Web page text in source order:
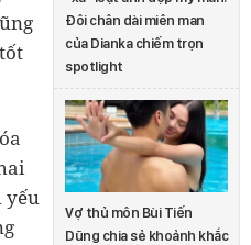
Đôi chân dài miên man
của Dianka chiếm trọn
spotlight
Vợ thủ môn Bùi Tiến
Dũng chia sẻ khoảnh khắc
yếu